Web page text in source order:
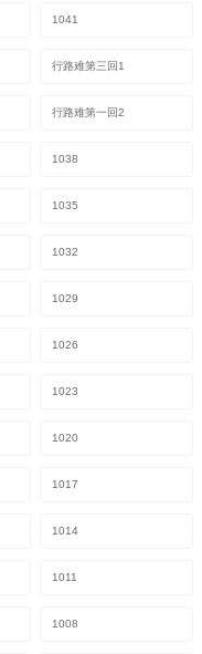
1041
行路难第三回1
行路难第一回2
1038
1035
1032
1029
1026
1023
1020
1017
1014
1011
1008